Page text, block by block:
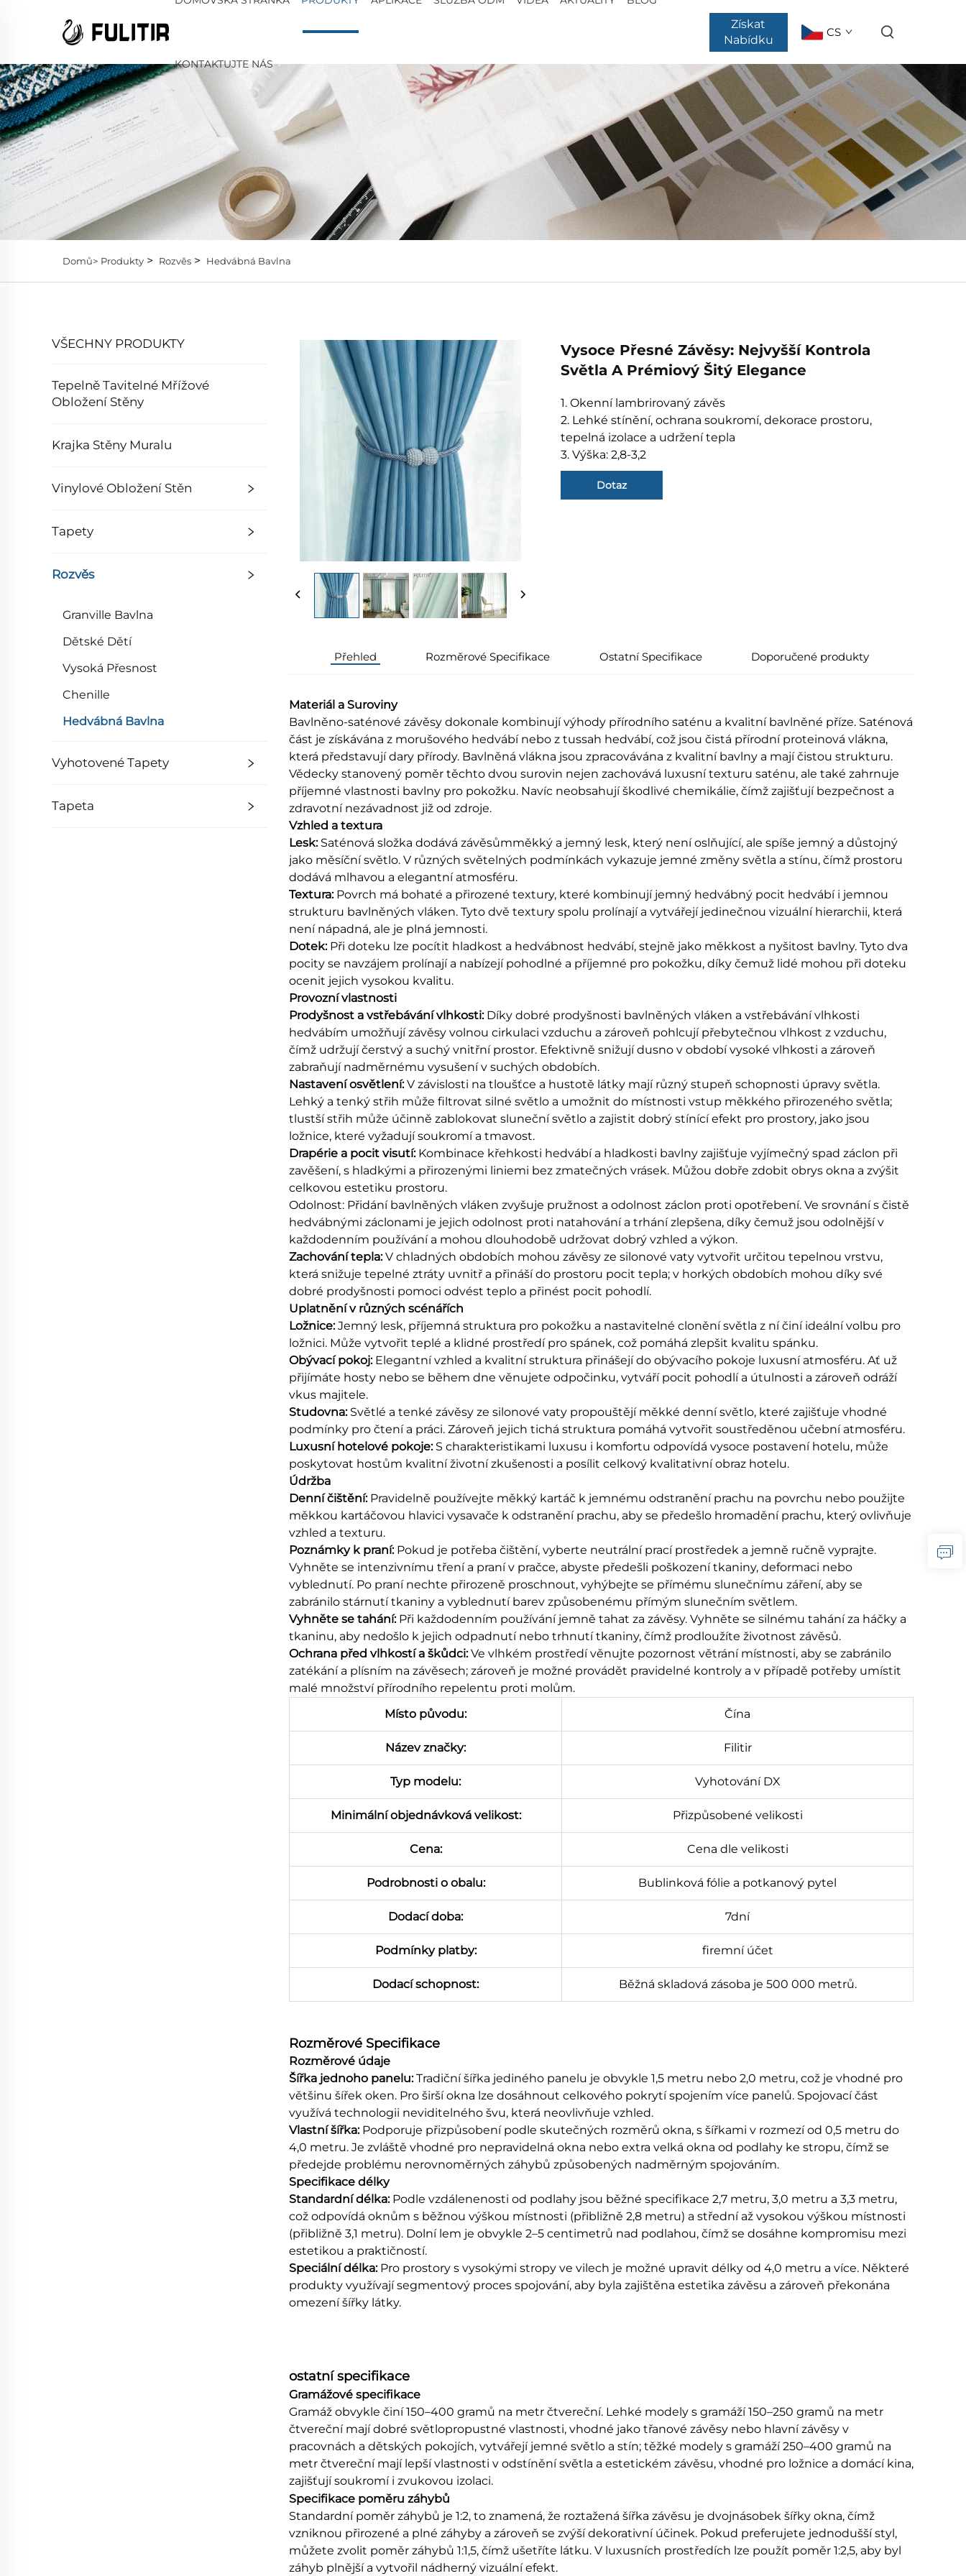
KONTAKTUJTE NÁS
Získat
Nabídku
CS
Domů> Produkty > Rozvěs > Hedvábná Bavlna
VŠECHNY PRODUKTY
Tepelně Tavitelné Mřížové
Obložení Stěny
Krajka Stěny Muralu
Vinylové Obložení Stěn
Tapety
Rozvěs
Granville Bavlna
Dětské Dětí
Vysoká Přesnost
Chenille
Hedvábná Bavlna
Vyhotovené Tapety
Tapeta
Vysoce Přesné Závěsy: Nejvyšší Kontrola
Světla A Prémiový Šitý Elegance
1. Okenní lambrirovaný závěs
2. Lehké stínění, ochrana soukromí, dekorace prostoru,
tepelná izolace a udržení tepla
3. Výška: 2,8-3,2
Dotaz
Přehled Rozměrové Specifikace Ostatní Specifikace Doporučené produkty
Materiál a Suroviny
Bavlněno-saténové závěsy dokonale kombinují výhody přírodního saténu a kvalitní bavlněné příze. Saténová
část je získávána z morušového hedvábí nebo z tussah hedvábí, což jsou čistá přírodní proteinová vlákna,
která představují dary přírody. Bavlněná vlákna jsou zpracovávána z kvalitní bavlny a mají čistou strukturu.
Vědecky stanovený poměr těchto dvou surovin nejen zachovává luxusní texturu saténu, ale také zahrnuje
příjemné vlastnosti bavlny pro pokožku. Navíc neobsahují škodlivé chemikálie, čímž zajišťují bezpečnost a
zdravotní nezávadnost již od zdroje.
Vzhled a textura
Lesk: Saténová složka dodává závěsůmměkký a jemný lesk, který není oslňující, ale spíše jemný a důstojný
jako měsíční světlo. V různých světelných podmínkách vykazuje jemné změny světla a stínu, čímž prostoru
dodává mlhavou a elegantní atmosféru.
Textura: Povrch má bohaté a přirozené textury, které kombinují jemný hedvábný pocit hedvábí i jemnou
strukturu bavlněných vláken. Tyto dvě textury spolu prolínají a vytvářejí jedinečnou vizuální hierarchii, která
není nápadná, ale je plná jemnosti.
Dotek: Při doteku lze pocítit hladkost a hedvábnost hedvábí, stejně jako měkkost a пуšitost bavlny. Tyto dva
pocity se navzájem prolínají a nabízejí pohodlné a příjemné pro pokožku, díky čemuž lidé mohou při doteku
ocenit jejich vysokou kvalitu.
Provozní vlastnosti
Prodyšnost a vstřebávání vlhkosti: Díky dobré prodyšnosti bavlněných vláken a vstřebávání vlhkosti
hedvábím umožňují závěsy volnou cirkulaci vzduchu a zároveň pohlcují přebytečnou vlhkost z vzduchu,
čímž udržují čerstvý a suchý vnitřní prostor. Efektivně snižují dusno v období vysoké vlhkosti a zároveň
zabraňují nadměrnému vysušení v suchých obdobích.
Nastavení osvětlení:V závislosti na tloušťce a hustotě látky mají různý stupeň schopnosti úpravy světla.
Lehký a tenký střih může filtrovat silné světlo a umožnit do místnosti vstup měkkého přirozeného světla;
tlustší střih může účinně zablokovat sluneční světlo a zajistit dobrý stínící efekt pro prostory, jako jsou
ložnice, které vyžadují soukromí a tmavost.
Drapérie a pocit visutí: Kombinace křehkosti hedvábí a hladkosti bavlny zajišťuje vyjímečný spad záclon při
zavěšení, s hladkými a přirozenými liniemi bez zmatečných vrásek. Můžou dobře zdobit obrys okna a zvýšit
celkovou estetiku prostoru.
Odolnost: Přidání bavlněných vláken zvyšuje pružnost a odolnost záclon proti opotřebení. Ve srovnání s čistě
hedvábnými záclonami je jejich odolnost proti natahování a trhání zlepšena, díky čemuž jsou odolnější v
každodenním používání a mohou dlouhodobě udržovat dobrý vzhled a výkon.
Zachování tepla:V chladných obdobích mohou závěsy ze silonové vaty vytvořit určitou tepelnou vrstvu,
která snižuje tepelné ztráty uvnitř a přináší do prostoru pocit tepla; v horkých obdobích mohou díky své
dobré prodyšnosti pomoci odvést teplo a přinést pocit pohodlí.
Uplatnění v různých scénářích
Ložnice:Jemný lesk, příjemná struktura pro pokožku a nastavitelné clonění světla z ní činí ideální volbu pro
ložnici. Může vytvořit teplé a klidné prostředí pro spánek, což pomáhá zlepšit kvalitu spánku.
Obývací pokoj: Elegantní vzhled a kvalitní struktura přinášejí do obývacího pokoje luxusní atmosféru. Ať už
přijímáte hosty nebo se během dne věnujete odpočinku, vytváří pocit pohodlí a útulnosti a zároveň odráží
vkus majitele.
Studovna: Světlé a tenké závěsy ze silonové vaty propouštějí měkké denní světlo, které zajišťuje vhodné
podmínky pro čtení a práci. Zároveň jejich tichá struktura pomáhá vytvořit soustředěnou učební atmosféru.
Luxusní hotelové pokoje: S charakteristikami luxusu i komfortu odpovídá vysoce postavení hotelu, může
poskytovat hostům kvalitní životní zkušenosti a posílit celkový kvalitativní obraz hotelu.​
Údržba​
Denní čištění: Pravidelně používejte měkký kartáč k jemnému odstranění prachu na povrchu nebo použijte
měkkou kartáčovou hlavici vysavače k odstranění prachu, aby se předešlo hromadění prachu, který ovlivňuje
vzhled a texturu.​
Poznámky k praní: Pokud je potřeba čištění, vyberte neutrální prací prostředek a jemně ručně vyprajte.
Vyhněte se intenzivnímu tření a praní v pračce, abyste předešli poškození tkaniny, deformaci nebo
vyblednutí. Po praní nechte přirozeně proschnout, vyhýbejte se přímému slunečnímu záření, aby se
zabránilo stárnutí tkaniny a vyblednutí barev způsobenému přímým slunečním světlem.​
Vyhněte se tahání: Při každodenním používání jemně tahat za závěsy. Vyhněte se silnému tahání za háčky a
tkaninu, aby nedošlo k jejich odpadnutí nebo trhnutí tkaniny, čímž prodloužíte životnost závěsů.​
Ochrana před vlhkostí a škůdci:Ve vlhkém prostředí věnujte pozornost větrání místnosti, aby se zabránilo
zatékání a plísním na závěsech; zároveň je možné provádět pravidelné kontroly a v případě potřeby umístit
malé množství přírodního repelentu proti molům.​
Místo původu:
Čína
Název značky: Filitir
Typ modelu: Vyhotování DX
Minimální objednávková velikost: Přizpůsobené velikosti
Cena: Cena dle velikosti
Podrobnosti o obalu: Bublinková fólie a potkanový pytel
Dodací doba: 7dní
Podmínky platby: firemní účet
Dodací schopnost: Běžná skladová zásoba je 500 000 metrů.
Rozměrové Specifikace
Rozměrové údaje​
Šířka jednoho panelu:Tradiční šířka jediného panelu je obvykle 1,5 metru nebo 2,0 metru, což je vhodné pro
většinu šířek oken. Pro širší okna lze dosáhnout celkového pokrytí spojením více panelů. Spojovací část
využívá technologii neviditelného švu, která neovlivňuje vzhled.​
Vlastní šířka: Podporuje přizpůsobení podle skutečných rozměrů okna, s šířkami v rozmezí od 0,5 metru do
4,0 metru. Je zvláště vhodné pro nepravidelná okna nebo extra velká okna od podlahy ke stropu, čímž se
předejde problému nerovnoměrných záhybů způsobených nadměrným spojováním.​
Specifikace délky​
Standardní délka: Podle vzdálenenosti od podlahy jsou běžné specifikace 2,7 metru, 3,0 metru a 3,3 metru,
což odpovídá oknům s běžnou výškou místnosti (přibližně 2,8 metru) a střední až vysokou výškou místnosti
(přibližně 3,1 metru). Dolní lem je obvykle 2–5 centimetrů nad podlahou, čímž se dosáhne kompromisu mezi
estetikou a praktičností.​
Speciální délka: Pro prostory s vysokými stropy ve vilech je možné upravit délky od 4,0 metru a více. Některé
produkty využívají segmentový proces spojování, aby byla zajištěna estetika závěsu a zároveň překonána
omezení šířky látky.
ostatní specifikace
Gramážové specifikace
Gramáž obvykle činí 150–400 gramů na metr čtvereční. Lehké modely s gramáží 150–250 gramů na metr
čtvereční mají dobré světlopropustné vlastnosti, vhodné jako třanové závěsy nebo hlavní závěsy v
pracovnách a dětských pokojích, vytvářejí jemné světlo a stín; těžké modely s gramáží 250–400 gramů na
metr čtvereční mají lepší vlastnosti v odstínění světla a estetickém závěsu, vhodné pro ložnice a domácí kina,
zajišťují soukromí i zvukovou izolaci.
Specifikace poměru záhybů
Standardní poměr záhybů je 1:2, to znamená, že roztažená šířka závěsu je dvojnásobek šířky okna, čímž
vzniknou přirozené a plné záhyby a zároveň se zvýší dekorativní účinek. Pokud preferujete jednodušší styl,
můžete zvolit poměr záhybů 1:1,5, čímž ušetříte látku. V luxusních prostředích lze použít poměr 1:2,5, aby byl
záhyb plnější a vytvořil nádherný vizuální efekt.